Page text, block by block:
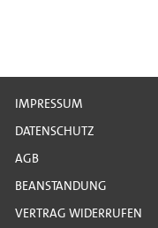
IMPRESSUM
DATENSCHUTZ
AGB
BEANSTANDUNG
VERTRAG WIDERRUFEN